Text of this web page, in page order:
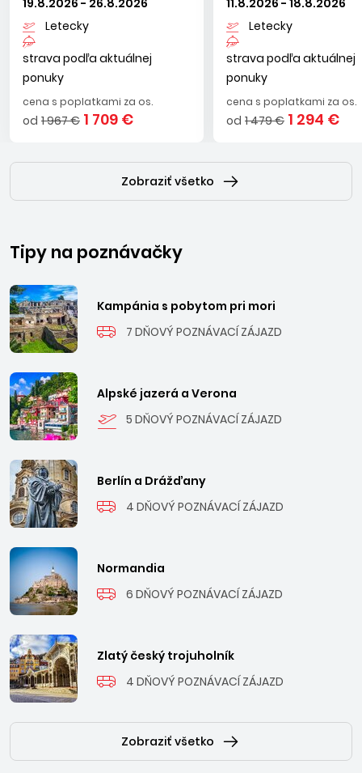
19.8.2026 - 26.8.2026
Letecky
strava podľa aktuálnej
ponuky
cena s poplatkami za os.
od 1 967 € 1 709 €
11.8.2026 - 18.8.2026
Letecky
strava podľa aktuálnej
ponuky
cena s poplatkami za os.
od 1 479 € 1 294 €
Zobraziť všetko
Tipy na poznávačky
Kampánia s pobytom pri mori
7 DŇOVÝ POZNÁVACÍ ZÁJAZD
Alpské jazerá a Verona
5 DŇOVÝ POZNÁVACÍ ZÁJAZD
Berlín a Drážďany
4 DŇOVÝ POZNÁVACÍ ZÁJAZD
Normandia
6 DŇOVÝ POZNÁVACÍ ZÁJAZD
Zlatý český trojuholník
4 DŇOVÝ POZNÁVACÍ ZÁJAZD
Zobraziť všetko